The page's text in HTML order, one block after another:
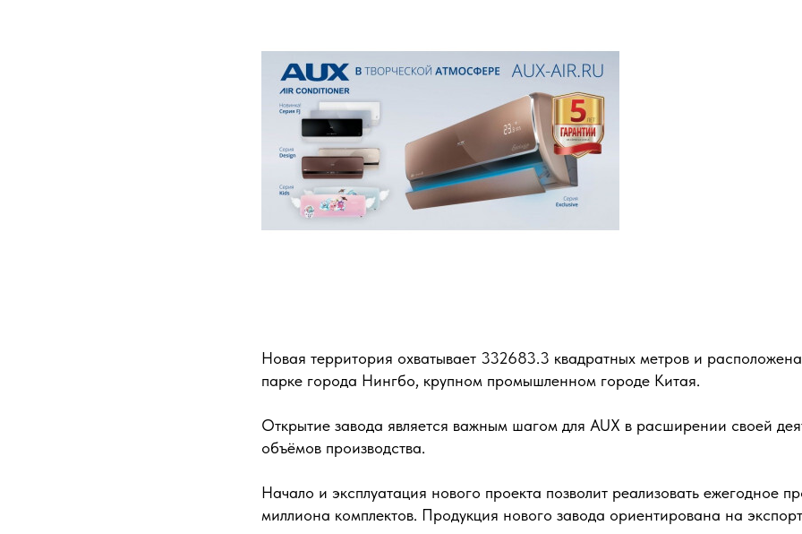
Новая территория охватывает 332683.3 квадратных метров и
парке города Нингбо, крупном промышленном городе Китая.
Открытие завода является важным шагом для AUX в расширении своей
объёмов производства.
Начало и эксплуатация нового проекта позволит реализовать ежегодное
миллиона комплектов. Продукция нового завода ориентирована на